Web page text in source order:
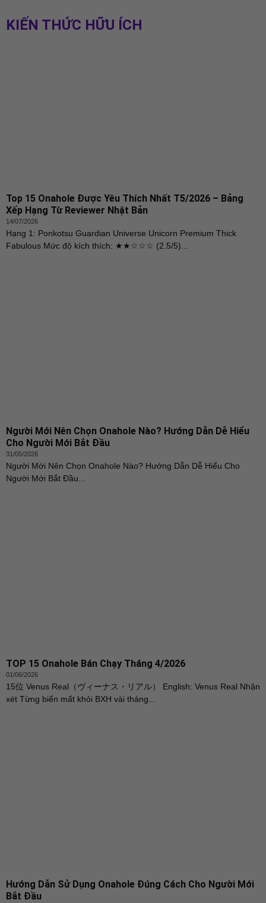
KIẾN THỨC HỮU ÍCH
Top 15 Onahole Được Yêu Thích Nhất T5/2026 – Bảng
Xếp Hạng Từ Reviewer Nhật Bản
14/07/2026
Hạng 1: Ponkotsu Guardian Universe Unicorn Premium Thick
Fabulous Mức độ kích thích: ★★☆☆☆ (2.5/5)...
Người Mới Nên Chọn Onahole Nào? Hướng Dẫn Dễ Hiểu
Cho Người Mới Bắt Đầu
31/05/2026
Người Mới Nên Chọn Onahole Nào? Hướng Dẫn Dễ Hiểu Cho
Người Mới Bắt Đầu...
TOP 15 Onahole Bán Chạy Tháng 4/2026
01/06/2026
15位 Venus Real（ヴィーナス・リアル） English: Venus Real Nhận
xét Từng biến mất khỏi BXH vài tháng...
Hướng Dẫn Sử Dụng Onahole Đúng Cách Cho Người Mới
Bắt Đầu